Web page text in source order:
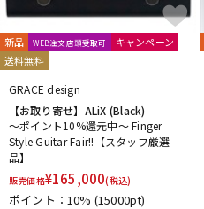
新品 WEB注文店頭受取可
キャンペーン
送料無料
GRACE design
【お取り寄せ】ALiX (Black)
～ポイント10%還元中～ Finger
Style Guitar Fair!!【スタッフ厳選
品】
販売価格¥165,000(税込)
ポイント：10% (15000pt)